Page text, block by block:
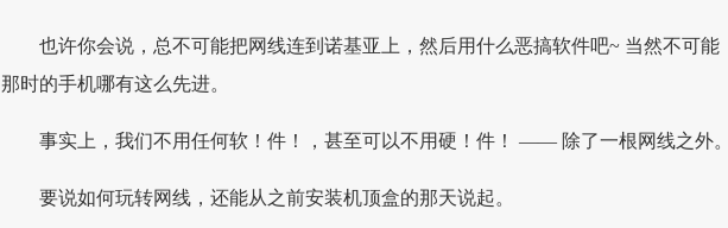
也许你会说，总不可能把网线连到诺基亚上，然后用什么恶搞软件吧~ 当然不可能
那时的手机哪有这么先进。
事实上，我们不用任何软！件！，甚至可以不用硬！件！ —— 除了一根网线之外
要说如何玩转网线，还能从之前安装机顶盒的那天说起。